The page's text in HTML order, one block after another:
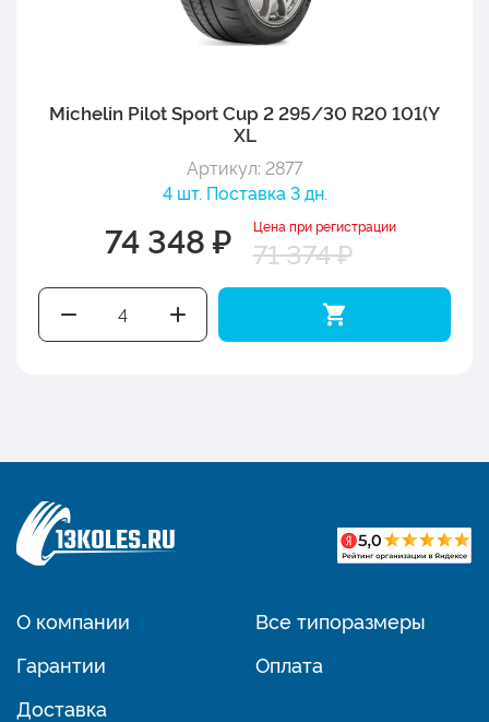
Michelin Pilot Sport Cup 2 295/30 R20 101(Y
XL
Артикул: 2877
4 шт. Поставка 3 дн.
74 348 ₽ Цена при регистрации
71 374 ₽
О компании
Гарантии
Доставка
Все типоразмеры
Оплата